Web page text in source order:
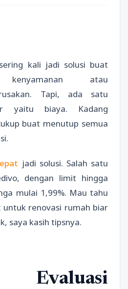
kali jadi solusi buat
kenyamanan atau
Tapi, ada satu
yaitu biaya. Kadang
buat menutup semua
jadi solusi. Salah satu
dengan limit hingga
mulai 1,99%. Mau tahu
renovasi rumah biar
saya kasih tipsnya.